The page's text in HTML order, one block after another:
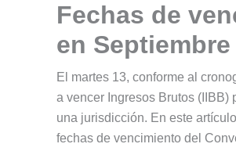
Fechas de
en Septiembre
El martes 13, conforme al
a vencer Ingresos Brutos
una jurisdicción. En este
fechas de vencimiento del